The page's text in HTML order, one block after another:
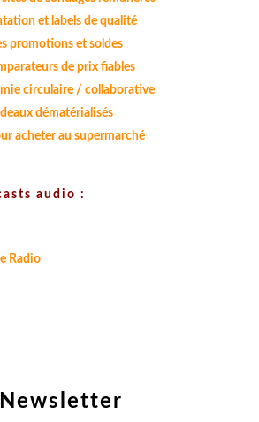
Newsletter
et labels de qualité
promotions et soldes
de prix fiables
circulaire / collaborative
dématérialisés
acheter au supermarché
audio :
Radio